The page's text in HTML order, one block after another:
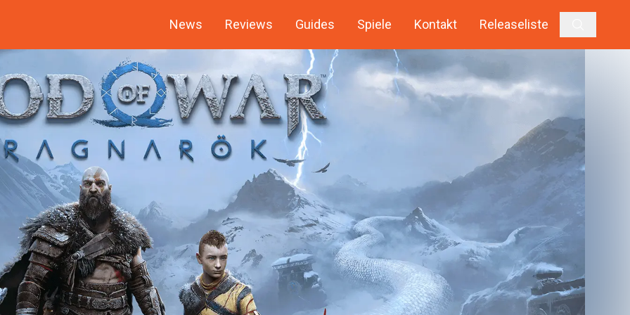
News Reviews Guides Spiele Kontakt Releaseliste